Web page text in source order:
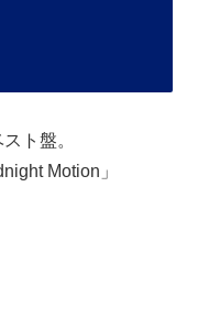
ト盤。
Motion」